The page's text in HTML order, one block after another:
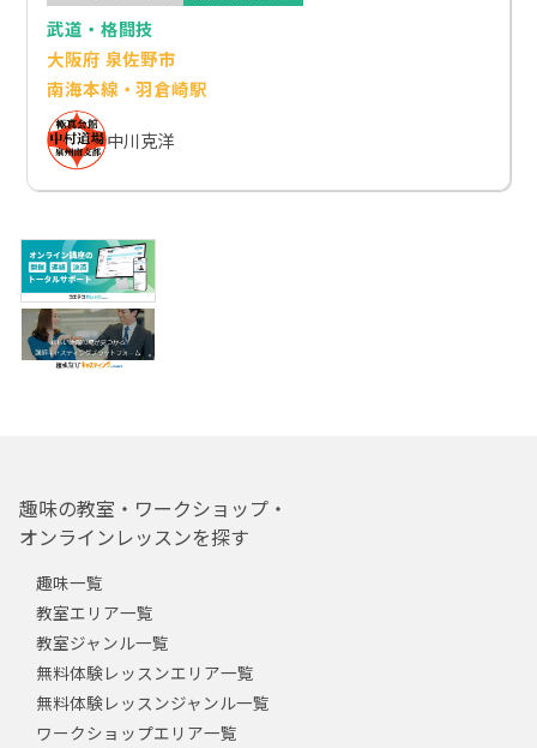
武道・格闘技
大阪府 泉佐野市
南海本線・羽倉崎駅
中川克洋
趣味の教室・ワークショップ・
オンラインレッスンを探す
趣味一覧
教室エリア一覧
教室ジャンル一覧
無料体験レッスンエリア一覧
無料体験レッスンジャンル一覧
ワークショップエリア一覧